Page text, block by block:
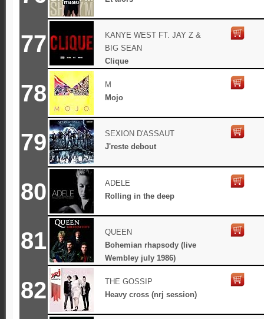
77
KANYE WEST FT. JAY Z &
BIG SEAN
Clique
78
M
Mojo
79
SEXION D'ASSAUT
J'reste debout
80
ADELE
Rolling in the deep
81
QUEEN
Bohemian rhapsody (live
Wembley july 1986)
82
THE GOSSIP
Heavy cross (nrj session)